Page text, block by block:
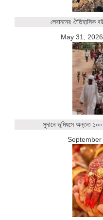
লেবাননের ঐতিহাসিক
May 31, 2026
সুদানে ভূমিধসে অন্তত